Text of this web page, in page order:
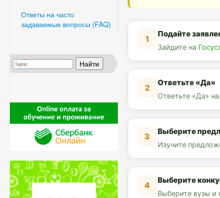
Ответы на часто
задаваемые вопросы (FAQ)
1
Подайте
Зайдите на
2
Ответьте «Да»
Ответьте «Да»
3
Выберите
Изучите
4
Выберите
Выберите вузы и